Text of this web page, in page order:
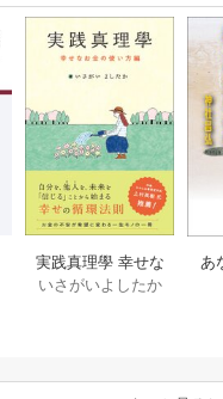
実践真理學 幸せな
お金の使い方編 1巻
いさがいよしたか
あ